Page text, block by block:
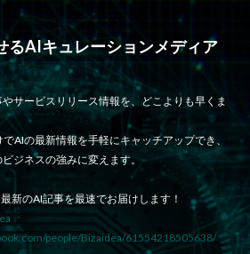
るAIキュレーションメディア
サービスリリース情報を、どこよりも早くま
AIの最新情報を手軽にキャッチアップでき、
ジネスの強みに変えます。
新のAI記事を最速でお届けします！
people/Bizaidea/61554218505638/